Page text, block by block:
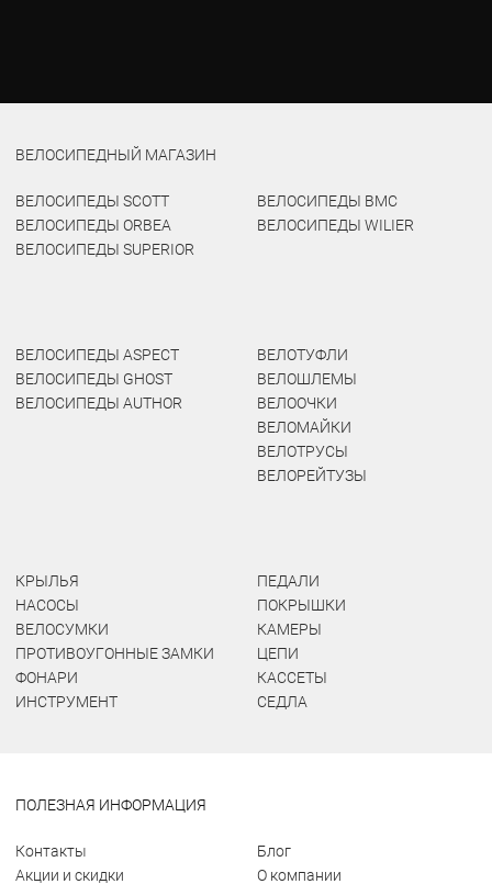
ВЕЛОСИПЕДНЫЙ МАГАЗИН
ВЕЛОСИПЕДЫ SCOTT
ВЕЛОСИПЕДЫ ORBEA
ВЕЛОСИПЕДЫ SUPERIOR
ВЕЛОСИПЕДЫ BMC
ВЕЛОСИПЕДЫ WILIER
ВЕЛОСИПЕДЫ ASPECT
ВЕЛОСИПЕДЫ GHOST
ВЕЛОСИПЕДЫ AUTHOR
ВЕЛОТУФЛИ
ВЕЛОШЛЕМЫ
ВЕЛООЧКИ
ВЕЛОМАЙКИ
ВЕЛОТРУСЫ
ВЕЛОРЕЙТУЗЫ
КРЫЛЬЯ
НАСОСЫ
ВЕЛОСУМКИ
ПРОТИВОУГОННЫЕ ЗАМКИ
ФОНАРИ
ИНСТРУМЕНТ
ПЕДАЛИ
ПОКРЫШКИ
КАМЕРЫ
ЦЕПИ
КАССЕТЫ
СЕДЛА
ПОЛЕЗНАЯ ИНФОРМАЦИЯ
Контакты
Акции и скидки
Блог
О компании